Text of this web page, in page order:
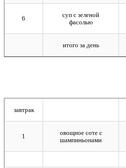
6
суп с зеленой
фасолью
итого за день
завтрак
1
овощное соте с
шампиньонами